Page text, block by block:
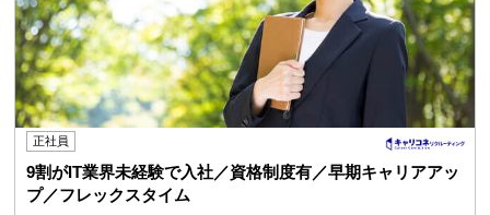
正社員
9割がIT業界未経験で入社／資格制度有／早期キャリアアッ
プ／フレックスタイム